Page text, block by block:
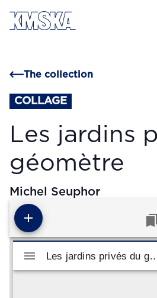
Skip to main content
The collection
COLLAGE
Les jardins
géomètre
Michel Seuphor
Mirador viewer
Les jardins privés du
Les jardins privés du